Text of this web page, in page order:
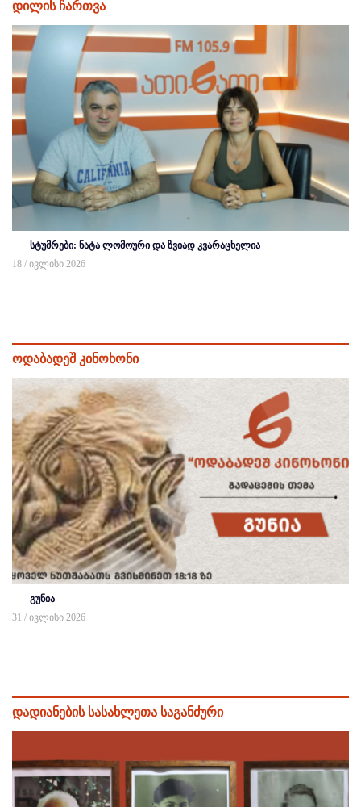
დილის ჩართვა
სტუმრები: ნატა ლომოური და ზვიად კვარაცხელია
18 / ივლისი 2026
ოდაბადეშ კინოხონი
გუნია
31 / ივლისი 2026
დადიანების სასახლეთა საგანძური